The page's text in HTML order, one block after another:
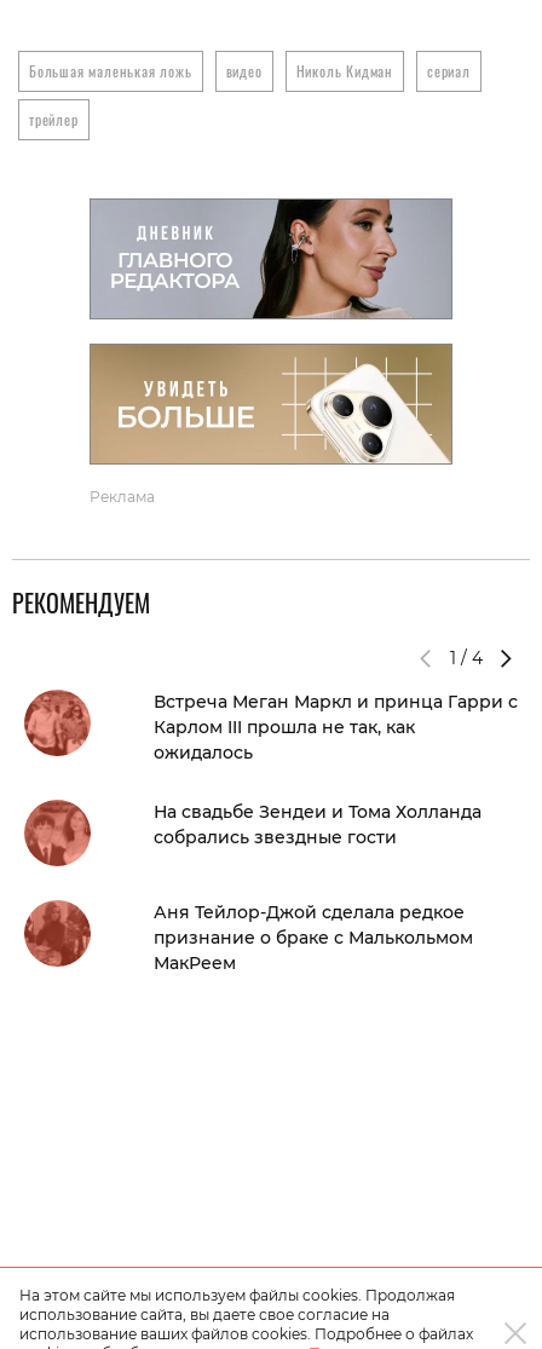
Большая маленькая ложь видео Николь Кидман сериал
трейлер
Реклама
РЕКОМЕНДУЕМ
1 / 4
Встреча Меган Маркл и принца Гарри с
Карлом III прошла не так, как
ожидалось
На свадьбе Зендеи и Тома Холланда
собрались звездные гости
Аня Тейлор-Джой сделала редкое
признание о браке с Малькольмом
МакРеем
На этом сайте мы используем файлы cookies. Продолжая
использование сайта, вы даете свое согласие на
использование ваших файлов cookies. Подробнее о файлах